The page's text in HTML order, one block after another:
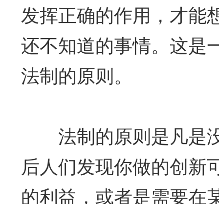
发挥正确的作用，才能
还不知道的事情。这是
法制的原则。
法制的原则是凡是
后人们发现你做的创新
的利益，或者是需要在